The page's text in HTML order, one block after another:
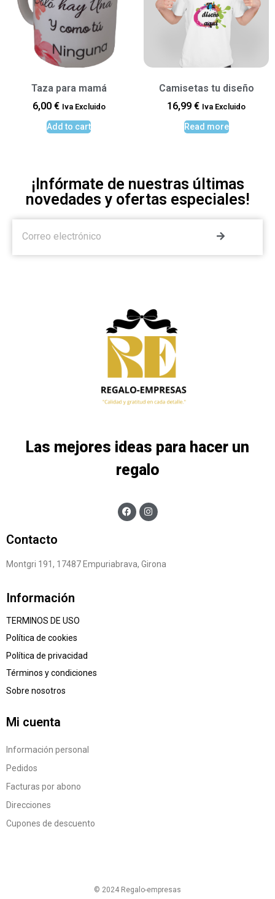
Taza para mamá
6,00 € Iva Excluido
Add to cart
Camisetas tu diseño
16,99 € Iva Excluido
Read more
¡Infórmate de nuestras últimas
novedades y ofertas especiales!
Las mejores ideas para hacer un
regalo
Contacto
Montgri 191, 17487 Empuriabrava, Girona
Información
TERMINOS DE USO
Política de cookies
Política de privacidad
Términos y condiciones
Sobre nosotros
Mi cuenta
Información personal
Pedidos
Facturas por abono
Direcciones
Cupones de descuento
© 2024 Regalo-empresas